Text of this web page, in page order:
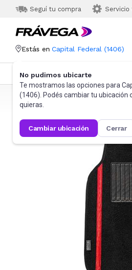
Seguí tu compra Servicio
Estás en Capital Federal (1406)
No pudimos ubicarte
Te mostramos las opciones para
(1406). Podés cambiar tu ubicación
quieras.
cambiar ubicación cerrar
Categorías Más Vendidos
Frávega Autos, Motos y Otros